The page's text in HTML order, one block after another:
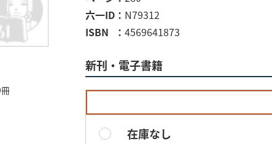
六一ID
N79312
ISBN
4569641873
新刊・電子書籍
在庫なし